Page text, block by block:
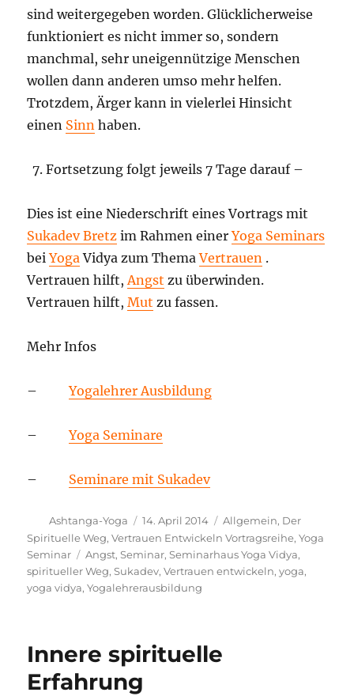
sind weitergegeben worden. Glücklicherweise
funktioniert es nicht immer so, sondern
manchmal, sehr uneigennützige Menschen
wollen dann anderen umso mehr helfen.
Trotzdem, Ärger kann in vielerlei Hinsicht
einen Sinn haben.
Fortsetzung folgt jeweils 7 Tage darauf –
Dies ist eine Niederschrift eines Vortrags mit
Sukadev Bretz im Rahmen einerYoga Seminars
beiYogaVidya zum ThemaVertrauen .
Vertrauen hilft,Angst zu überwinden.
Vertrauen hilft,Mut zu fassen.
Mehr Infos
–Yogalehrer Ausbildung
–Yoga Seminare
– Seminare mit Sukadev
Autor
Ashtanga-Yoga
Veröffentlicht
am
14. April 2014 Kategorien
Allgemein, Der
Spirituelle Weg,Vertrauen Entwickeln Vortragsreihe,Yoga
Seminar
Schlagwörter
Angst,Seminar,Seminarhaus Yoga Vidya,
spiritueller Weg,Sukadev,Vertrauen entwickeln,yoga,
yoga vidya,Yogalehrerausbildung
Innere spirituelle
Erfahrung